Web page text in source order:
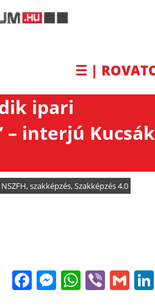
☰ |
ipari
interjú Kucsák
NSZFH,szakképzés,Szakképzés 4.0
FacebookViber